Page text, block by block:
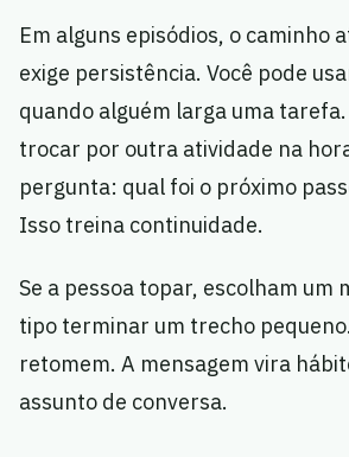
Em alguns episódios, o caminho
exige persistência. Você pode
quando alguém larga uma tarefa.
trocar por outra atividade na
pergunta: qual foi o próximo
Isso treina continuidade.
Se a pessoa topar, escolham um
tipo terminar um trecho
retomem. A mensagem vira
assunto de conversa.